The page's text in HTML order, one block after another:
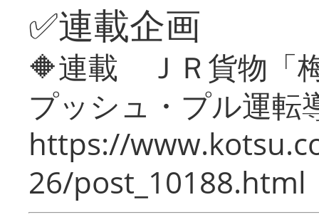
✅連載企画
🔶連載 ＪＲ貨物「
プッシュ・プル運転
https://
26/post_10188.html